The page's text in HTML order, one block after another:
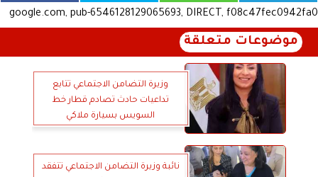
google.com, pub-6546128129065693, DIRECT, f08c47fec0942fa0
موضوعات متعلقة
وزيرة التضامن الاجتماعي تتابع
تداعيات حادث تصادم قطار خط
السويس بسيارة ملاكي
نائبة وزيرة التضامن الاجتماعي تتفقد